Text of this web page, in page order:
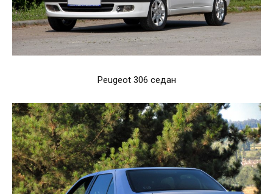
Peugeot 306 седан